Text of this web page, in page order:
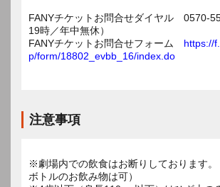
FANYチケットお問合せダイヤル 0570-
19時／年中無休）
FANYチケットお問合せフォーム https://
p/form/18802_evbb_16/index.do
注意事項
※劇場内での飲食はお断りしております。
ボトルのお飲み物は可）